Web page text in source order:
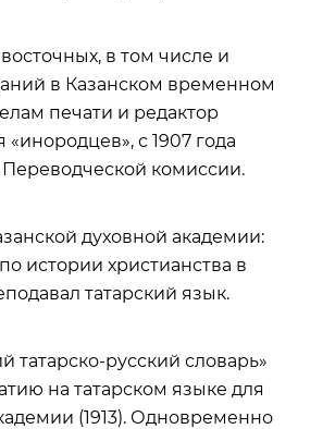
в том числе и
в Казанском временном
печати и редактор
с 1907 года
Переводческой комиссии.
духовной академии:
истории христианства в
татарский язык.
татарско-русский словарь»
на татарском языке для
(1913). Одновременно